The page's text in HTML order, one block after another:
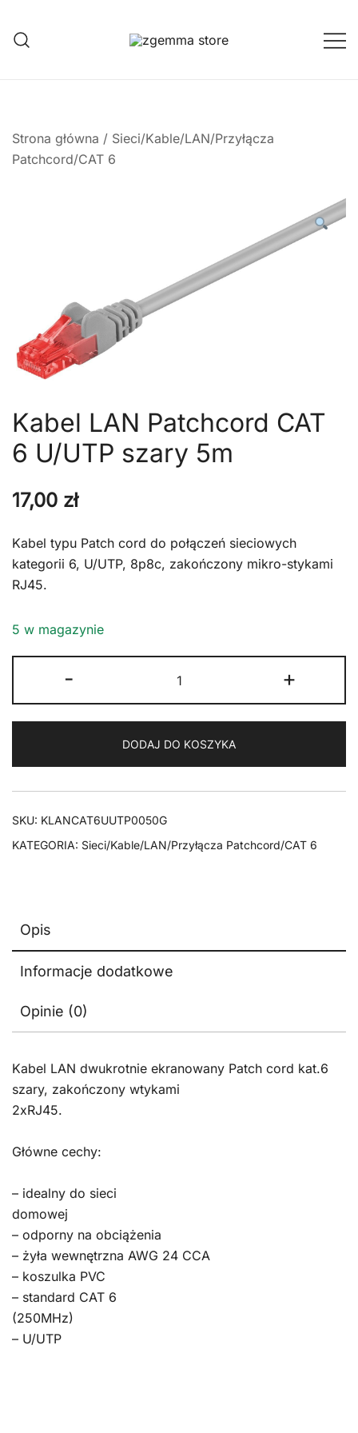
treści
Strona główna / Sieci/Kable/LAN/Przyłącza
Patchcord/CAT 6
Kabel LAN Patchcord CAT
6 U/UTP szary 5m
17,00 zł
Kabel typu Patch cord do połączeń sieciowych
kategorii 6, U/UTP, 8p8c, zakończony mikro-stykami
RJ45.
5 w magazynie
-
Kabel
LAN
CAT
6
U/UTP
+
DODAJ DO KOSZYKA
SKU: KLANCAT6UUTP0050G
KATEGORIA: Sieci/Kable/LAN/Przyłącza Patchcord/CAT 6
Opis
Informacje dodatkowe
Opinie (0)
Kabel LAN dwukrotnie ekranowany Patch cord kat.6
szary, zakończony wtykami
2xRJ45.
Główne cechy:
– idealny do sieci
domowej
– odporny na obciążenia
– żyła wewnętrzna AWG 24 CCA
– koszulka PVC
– standard CAT 6
(250MHz)
– U/UTP